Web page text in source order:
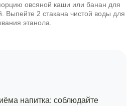
овсяной каши или банан для
Выпейте 2 стакана чистой воды для
этанола.
напитка: соблюдайте